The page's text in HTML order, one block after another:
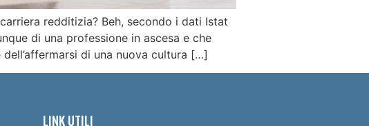
redditizia? Beh, secondo i dati Istat
di una professione in ascesa e che
di una nuova cultura […]
LINK UTILI